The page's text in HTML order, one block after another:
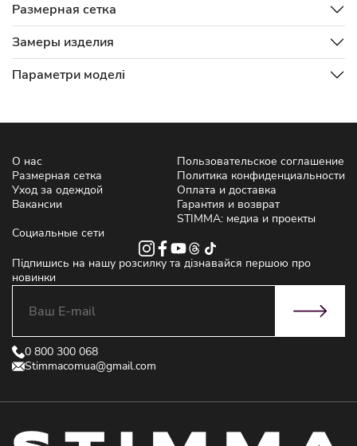
Размерная сетка
Замеры изделия
Параметри моделі
О нас
Размерная сетка
Уход за одеждой
Вакансии
Пользовательское соглашение
Политика конфиденциальности
Оплата и доставка
Гарантия и возврат
STIMMA: медиа и проекты
Социальные сети
Підпишись на нашу розсилку та дізнавайся першою про
новинки
0 800 300 068
Stimmacomua@gmail.com